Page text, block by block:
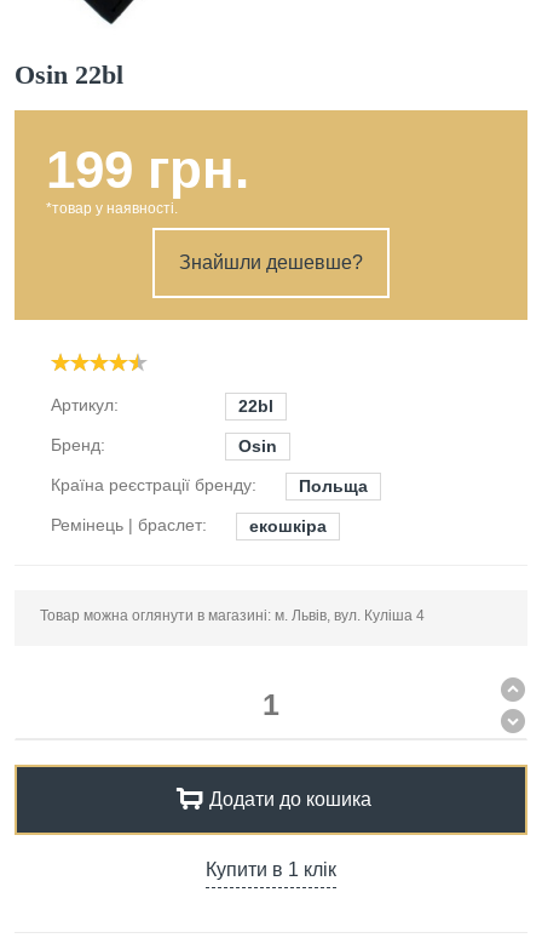
Osin 22bl
199 грн.
*товар у наявності.
Знайшли дешевше?
Артикул:
22bl
Бренд:
Osin
Країна реєстрації бренду:
Польща
Ремінець | браслет:
екошкіра
Товар можна оглянути в магазині: м. Львів, вул. Куліша 4
Додати до кошика
Купити в 1 клік